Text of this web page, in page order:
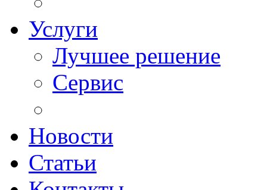
Услуги
Лучшее решение
Сервис
Новости
Статьи